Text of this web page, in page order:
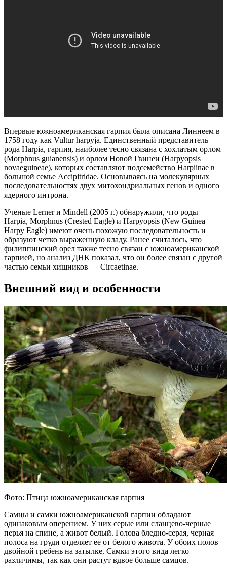
Впервые южноамериканская гарпия была описана Линнеем в
1758 году как Vultur harpyja. Единственный представитель
рода Harpia, гарпия, наиболее тесно связана с хохлатым орлом
(Morphnus guianensis) и орлом Новой Гвинеи (Harpyopsis
novaeguineae), которых составляют подсемейство Harpiinae в
большой семье Accipitridae. Основываясь на молекулярных
последовательностях двух митохондриальных генов и одного
ядерного интрона.
Ученые Lerner и Mindell (2005 г.) обнаружили, что роды
Harpia, Morphnus (Crested Eagle) и Harpyopsis (New Guinea
Harpy Eagle) имеют очень похожую последовательность и
образуют четко выраженную кладу. Ранее считалось, что
филиппинский орел также тесно связан с южноамериканской
гарпией, но анализ ДНК показал, что он более связан с другой
частью семьи хищников — Circaetinae.
Внешний вид и особенности
Фото: Птица южноамериканская гарпия
Самцы и самки южноамериканской гарпии обладают
одинаковым оперением. У них серые или сланцево-черные
перья на спине, а живот белый. Голова бледно-серая, черная
полоса на груди отделяет ее от белого живота. У обоих полов
двойной гребень на затылке. Самки этого вида легко
различимы, так как они растут вдвое больше самцов.